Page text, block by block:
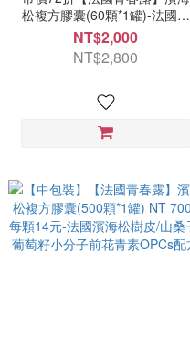
松複方膠囊(60顆*1罐)-法國濱
海松樹皮/山桑子/葡萄籽小分子
前花青素OPCs配方
NT$2,000
NT$2,800